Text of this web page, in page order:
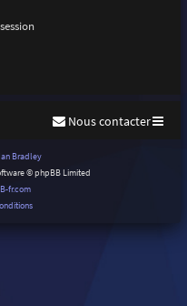
Nous contacter
Ian Bradley
© phpBB Limited
fr.com